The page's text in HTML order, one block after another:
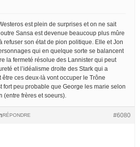
est plein de surprises et on ne sait
Sansa est devenue beaucoup plus mûre
refuser son état de pion politique. Elle et Jon
qui en quelque sorte se balancent
la fermeté résolue des Lannister qui peut
et l’idéalisme droite des Stark qui a
ces deux-là vont occuper le Trône
fort peu probable que George les marie selon
(entre frères et soeurs).
#6080
RÉPONDRE